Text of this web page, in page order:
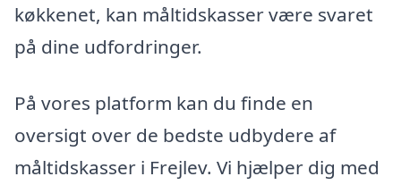
køkkenet, kan måltidskasser være svaret
på dine udfordringer.
På vores platform kan du finde en
oversigt over de bedste udbydere af
måltidskasser i Frejlev. Vi hjælper dig med